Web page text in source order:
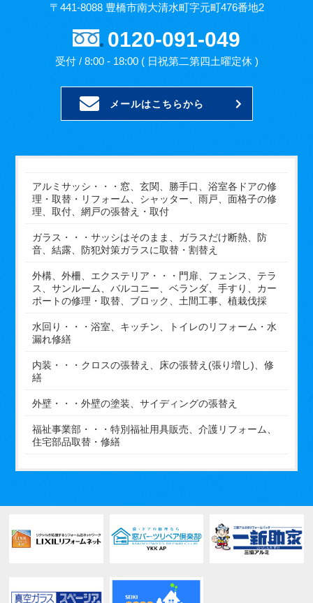
〒441-8088 豊橋市南大清水町字元町476番地2
0120-091-049
受付 / 8:00 - 18:00 ( 日祝第二第四土曜定休 )
メールはこちらから
アルミサッシ・・・窓、玄関、勝手口、浴室各ドアの修
理・取替・リフォーム、シャッター、雨戸、面格子の修
理、取付、網戸の張替え・取付
ガラス・・・サッシはそのまま、ガラスだけ断熱、防
音、結露、防犯対策ガラスに取替・割替え
外構、外柵、エクステリア・・・門扉、フェンス、テラ
ス、サンルーム、バルコニー、ベランダ、手すり、カー
ポートの修理・取替、ブロック、土間工事、植栽伐採
水回り・・・浴室、キッチン、トイレのリフォーム・水
漏れ修繕
内装・・・クロスの張替え、床の張替え(張り増し)、修
繕
外壁・・・外壁の塗装、サイディングの張替え
福祉事業部・・・特別福祉用具販売、介護リフォーム、
住宅部品取替・修繕